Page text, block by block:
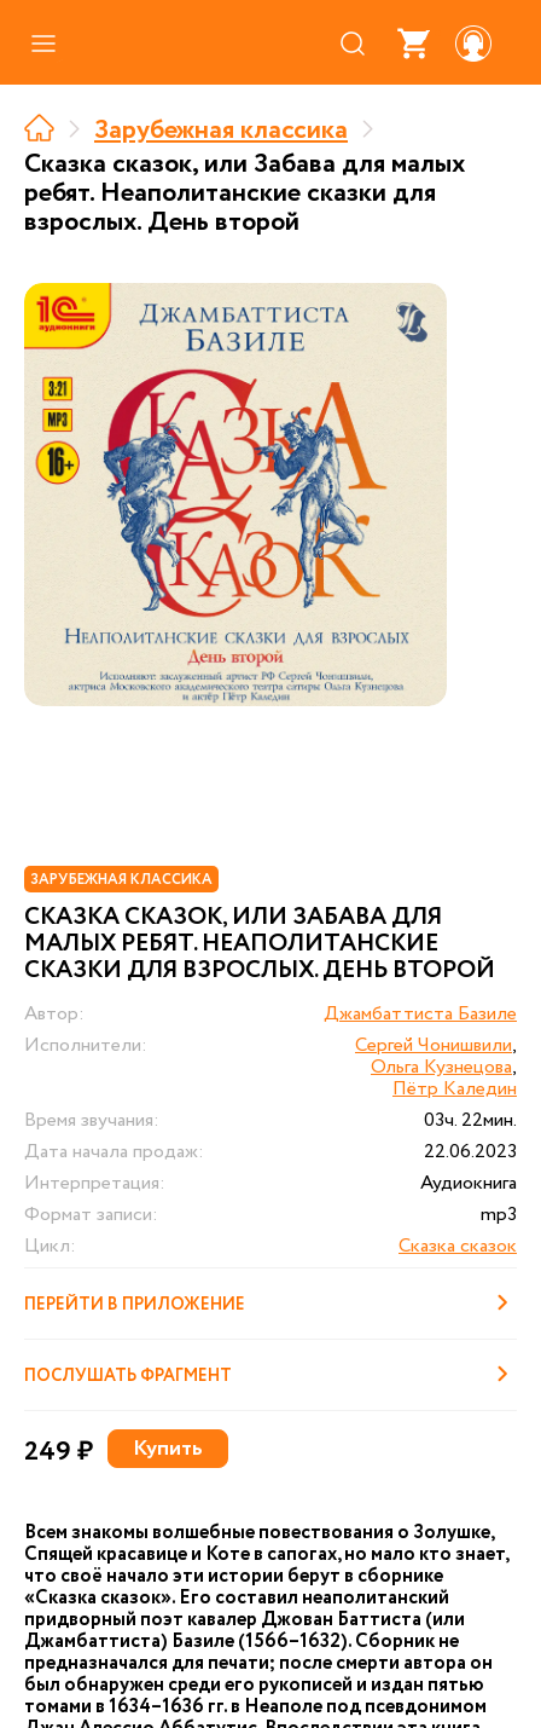
Где купить
Про аудиокниги
Партнерам
Зарубежная классика
Сказка сказок, или Забава для малых
ребят. Неаполитанские сказки для
взрослых. День второй
ЗАРУБЕЖНАЯ КЛАССИКА
СКАЗКА СКАЗОК, ИЛИ ЗАБАВА ДЛЯ
МАЛЫХ РЕБЯТ. НЕАПОЛИТАНСКИЕ
СКАЗКИ ДЛЯ ВЗРОСЛЫХ. ДЕНЬ ВТОРОЙ
Автор:
Джамбаттиста Базиле
Исполнители:
Сергей Чонишвили,
Ольга Кузнецова,
Пётр Каледин
Время звучания:
03ч. 22мин.
Дата начала продаж:
22.06.2023
Интерпретация:
Аудиокнига
Формат записи:
mp3
Цикл:
Сказка сказок
ПЕРЕЙТИ В ПРИЛОЖЕНИЕ
ПОСЛУШАТЬ ФРАГМЕНТ
249 ₽ Купить
Всем знакомы волшебные повествования о Золушке,
Спящей красавице и Коте в сапогах, но мало кто знает,
что своё начало эти истории берут в сборнике
«Сказка сказок». Его составил неаполитанский
придворный поэт кавалер Джован Баттиста (или
Джамбаттиста) Базиле (1566–1632). Сборник не
предназначался для печати; после смерти автора он
был обнаружен среди его рукописей и издан пятью
томами в 1634–1636 гг. в Неаполе под псевдонимом